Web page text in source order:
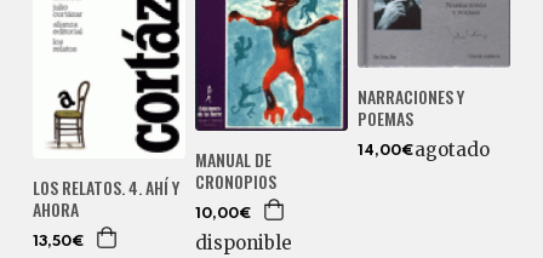
LOS RELATOS. 4. AHÍ Y
AHORA
13,50€
MANUAL DE
CRONOPIOS
10,00€
disponible
NARRACIONES Y
POEMAS
14,00€agotado